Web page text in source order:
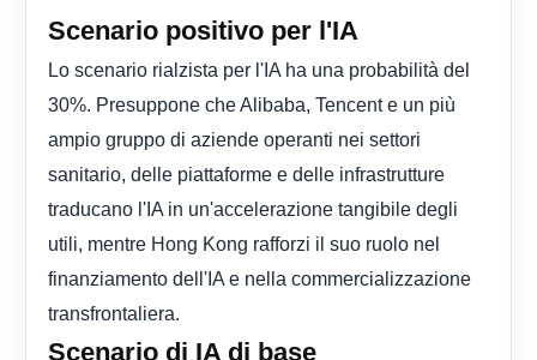
Scenario positivo per l'IA
Lo scenario rialzista per l'IA ha una probabilità del
30%. Presuppone che Alibaba, Tencent e un più
ampio gruppo di aziende operanti nei settori
sanitario, delle piattaforme e delle infrastrutture
traducano l'IA in un'accelerazione tangibile degli
utili, mentre Hong Kong rafforzi il suo ruolo nel
finanziamento dell'IA e nella commercializzazione
transfrontaliera.
Scenario di IA di base